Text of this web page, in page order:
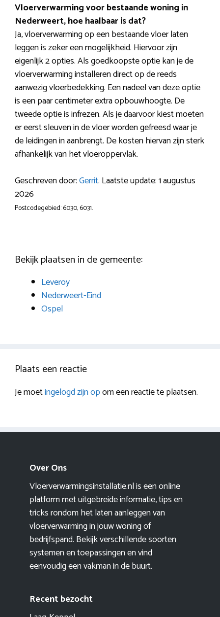
Vloerverwarming voor bestaande woning in
Nederweert, hoe haalbaar is dat?
Ja, vloerverwarming op een bestaande vloer laten
leggen is zeker een mogelijkheid. Hiervoor zijn
eigenlijk 2 opties. Als goedkoopste optie kan je de
vloerverwarming installeren direct op de reeds
aanwezig vloerbedekking. Een nadeel van deze optie
is een paar centimeter extra opbouwhoogte. De
tweede optie is infrezen. Als je daarvoor kiest moeten
er eerst sleuven in de vloer worden gefreesd waar je
de leidingen in aanbrengt. De kosten hiervan zijn sterk
afhankelijk van het vloeroppervlak.
Geschreven door:Gerrit. Laatste update: 1 augustus
2026
Postcodegebied: 6030, 6031.
Bekijk plaatsen in de gemeente:
Leveroy
Nederweert-Eind
Ospel
Plaats een reactie
Je moetingelogd zijn opom een reactie te plaatsen.
Over Ons
Vloerverwarmingsinstallatie.nl is een online
platform met uitgebreide informatie, tips en
tricks rondom het laten aanleggen van
vloerverwarming in jouw woning of
bedrijfspand. Bekijk verschillende soorten
systemen en toepassingen en vind
eenvoudig een vakman in de buurt.
Recent bezocht